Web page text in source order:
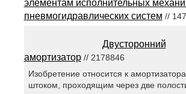
элементам исполнительных
пневмогидравлических систем //
Двусторонний
амортизатор// 2178846
Изобретение относится к
штоком, проходящим через две